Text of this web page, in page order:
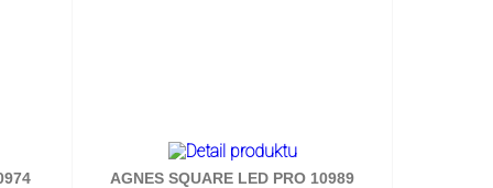
AGNES SQUARE LED PRO 10989